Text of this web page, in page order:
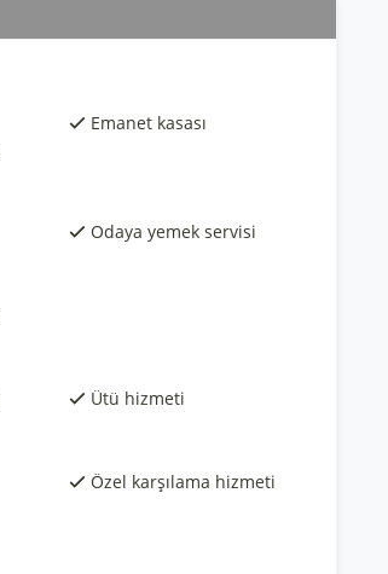
Emanet kasası
Odaya yemek servisi
Ütü hizmeti
Özel karşılama hizmeti